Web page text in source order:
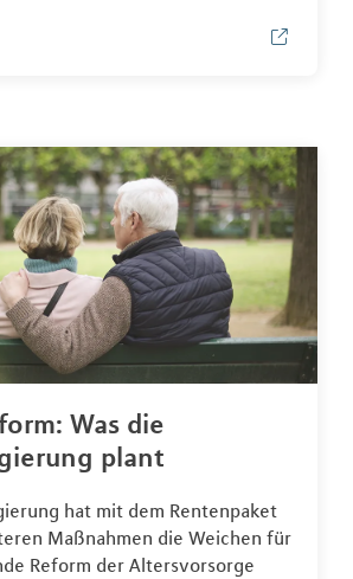
Was die
plant
hat mit dem Rentenpaket
Maßnahmen die Weichen für
Reform der Altersvorsorge